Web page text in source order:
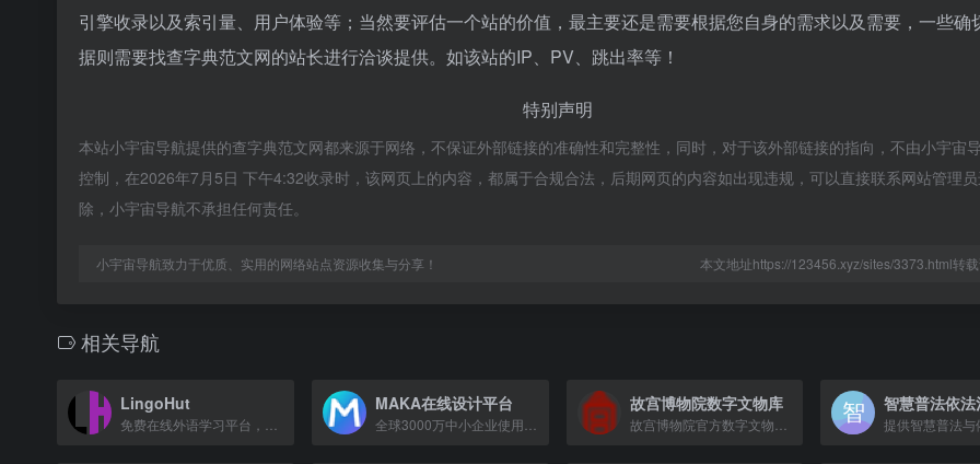
引擎收录以及索引量、用户体验等；当然要评估一个站的价值，最主要还是需要根据您自身的需求以及需要，一些确
据则需要找查字典范文网的站长进行洽谈提供。如该站的IP、PV、跳出率等！
特别声明
本站小宇宙导航提供的查字典范文网都来源于网络，不保证外部链接的准确性和完整性，同时，对于该外部链接的指向，不由小宇宙
控制，在2026年7月5日 下午4:32收录时，该网页上的内容，都属于合规合法，后期网页的内容如出现违规，可以直接联系网站管理
除，小宇宙导航不承担任何责任。
小宇宙导航致力于优质、实用的网络站点资源收集与分享！ 本文地址https://123456.xyz/sites/3373.html转
相关导航
LingoHut MAKA在线设计平台 故宫博物院数字文物库